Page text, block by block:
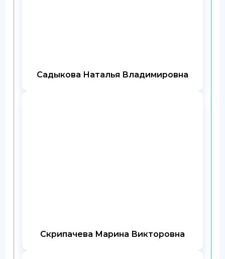
Садыкова Наталья Владимировна
Скрипачева Марина Викторовна